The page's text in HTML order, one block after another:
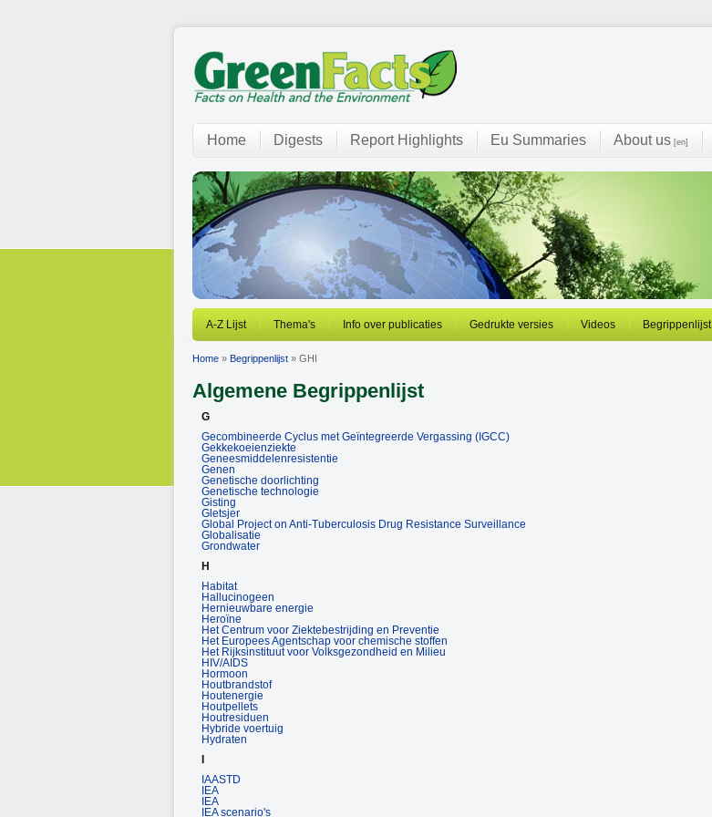
Home Digests Report Highlights Eu Summaries About us [en]
A-Z Lijst Thema's Info over publicaties Gedrukte versies Videos Begrippenlijst
Home » Begrippenlijst » GHI
Algemene Begrippenlijst
G
Gecombineerde Cyclus met Geïntegreerde Vergassing (IGCC)
Gekkekoeienziekte
Geneesmiddelenresistentie
Genen
Genetische doorlichting
Genetische technologie
Gisting
Gletsjer
Global Project on Anti-Tuberculosis Drug Resistance Surveillance
Globalisatie
Grondwater
H
Habitat
Hallucinogeen
Hernieuwbare energie
Heroïne
Het Centrum voor Ziektebestrijding en Preventie
Het Europees Agentschap voor chemische stoffen
Het Rijksinstituut voor Volksgezondheid en Milieu
HIV/AIDS
Hormoon
Houtbrandstof
Houtenergie
Houtpellets
Houtresiduen
Hybride voertuig
Hydraten
IAASTD
IEA
IEA
IEA scenario's